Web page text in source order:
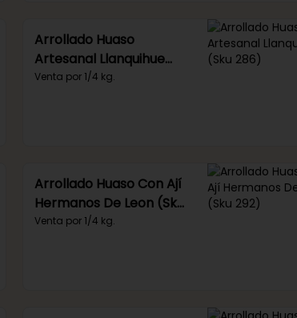
Arrollado Huaso
Artesanal Llanquihue
(Sku 286)
Venta por 1/4 kg.
Arrollado Huaso Con Ají
Hermanos De Leon (Sku
292)
Venta por 1/4 kg.